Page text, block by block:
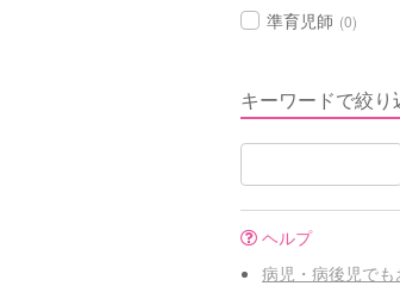
準育児師 (0)
キーワードで絞り
ヘルプ
病児・病後児でも